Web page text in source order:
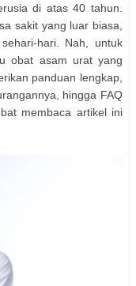
di atas 40 tahun.
sakit yang luar biasa,
hari. Nah, untuk
obat asam urat yang
panduan lengkap,
hingga FAQ
membaca artikel ini